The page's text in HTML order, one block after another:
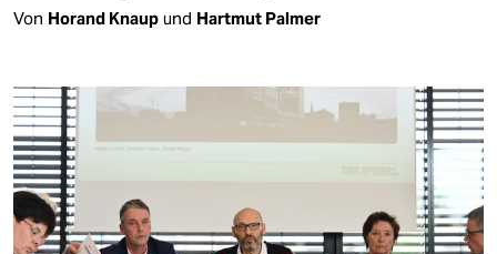
Von Horand Knaup und Hartmut Palmer